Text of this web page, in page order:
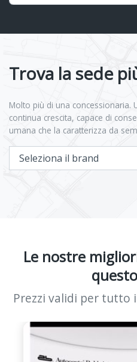
Trova la sede
Molto più di una concessionaria.
continua crescita, capace di
umana che la caratterizza da
Le nostre
Prezzi validi per tutto